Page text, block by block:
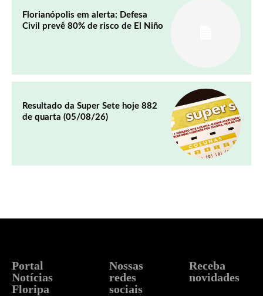
Florianópolis em alerta: Defesa
Civil prevê 80% de risco de El Niño
Resultado da Super Sete hoje 882
de quarta (05/08/26)
Portal
Notícias
Floripa
Nossas
redes
sociais
Receba
novidades